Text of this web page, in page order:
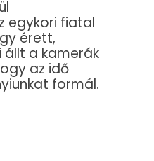
egykori fiatal
érett,
a kamerák
az idő
formál.